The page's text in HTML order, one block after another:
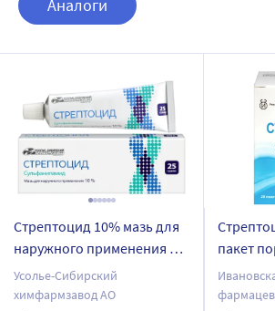
Аналоги
Стрептоцид 10% мазь для
наружного применения 25
гр упаковка туба
Усолье-Сибирский
химфармзавод АО
пакет